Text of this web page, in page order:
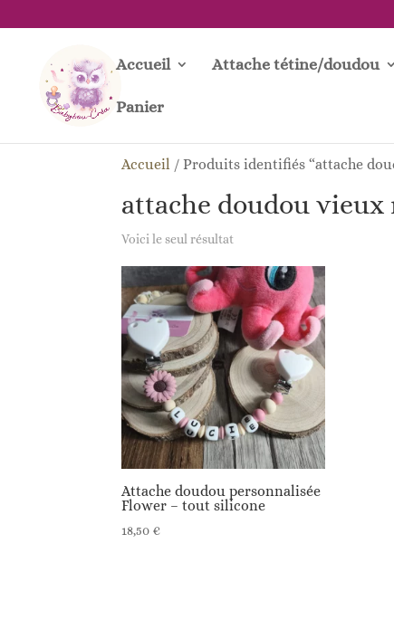
Accueil Attache tétine/doudou
Panier
Accueil /Produits identifiés “attache
attache doudou vieux
Voici le seul résultat
Attache doudou personnalisée
Flower – tout silicone
18,50 €